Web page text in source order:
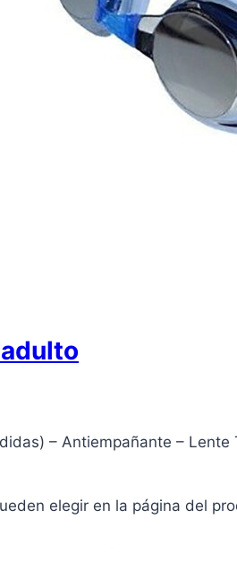
– Antiempañante – Lente
elegir en la página del